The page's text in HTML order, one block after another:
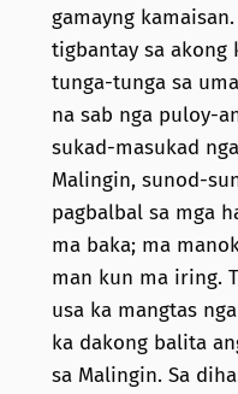
gamayng
tigbantay sa akong
tunga-tunga sa
na sab nga puloy-
sukad-masukad
Malingin, sunod-
pagbalbal sa mga
ma baka; ma
man kun ma iring.
usa ka mangtas
ka dakong balita
sa Malingin. Sa